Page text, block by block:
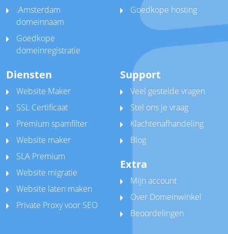
.Amsterdam
domeinnaam
Goedkope
domeinregistratie
Goedkope hosting
Diensten
Website Maker
SSL Certificaat
Premium spamfilter
Website maker
SLA Premium
Website migratie
Website laten maken
Private Proxy voor SEO
Support
Veel gestelde vragen
Stel ons je vraag
Klachtenafhandeling
Blog
Extra
Mijn account
Over Domeinwinkel
Beoordelingen